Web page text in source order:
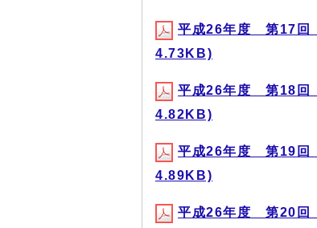
平成26年度 第17回
4.73KB)
平成26年度 第18回
4.82KB)
平成26年度 第19回
4.89KB)
平成26年度 第20回